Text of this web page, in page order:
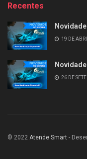
Recentes
19 DE
26 DE
© 2022 Atende Smart -